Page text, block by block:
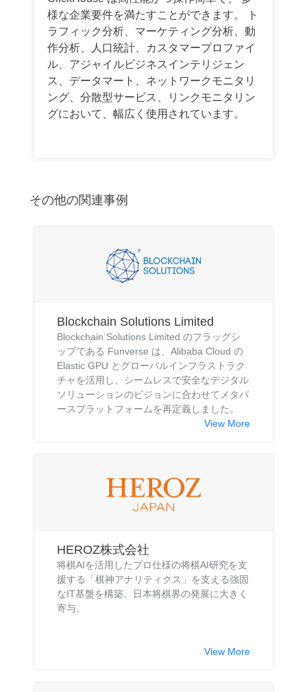
様な企業要件を満たすことができます。 ト
ラフィック分析、マーケティング分析、動
作分析、人口統計、カスタマープロファイ
ル、アジャイルビジネスインテリジェン
ス、データマート、ネットワークモニタリ
ング、分散型サービス、リンクモニタリン
グにおいて、幅広く使用されています。
その他の関連事例
Blockchain Solutions Limited
Blockchain Solutions Limited のフラッグシ
ップである Funverse は、Alibaba Cloud の
Elastic GPU とグローバルインフラストラク
チャを活用し、シームレスで安全なデジタル
ソリューションのビジョンに合わせてメタバ
ースプラットフォームを再定義しました。
View More
HEROZ株式会社
将棋AIを活用したプロ仕様の将棋AI研究を支
援する「棋神アナリティクス」を支える強固
なIT基盤を構築。日本将棋界の発展に大きく
寄与。
View More